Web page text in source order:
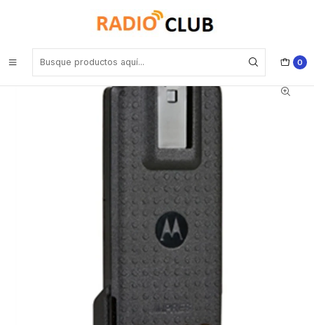
0
Motorola NNTN8560 Batería impres Li-Ion, 2500 MAH, sumergible
(IP67) TIA4950 UL * Serie NO e DGP5000/8000 Precio con iva